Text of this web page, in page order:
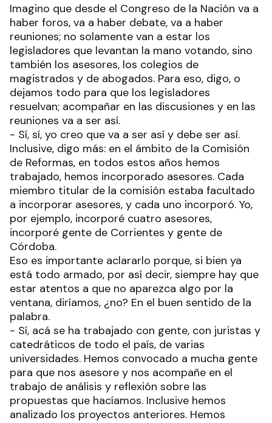
Imagino que desde el Congreso de la Nación va a
haber foros, va a haber debate, va a haber
reuniones; no solamente van a estar los
legisladores que levantan la mano votando, sino
también los asesores, los colegios de
magistrados y de abogados. Para eso, digo, o
dejamos todo para que los legisladores
resuelvan; acompañar en las discusiones y en las
reuniones va a ser así.
- Sí, sí, yo creo que va a ser así y debe ser así.
Inclusive, digo más: en el ámbito de la Comisión
de Reformas, en todos estos años hemos
trabajado, hemos incorporado asesores. Cada
miembro titular de la comisión estaba facultado
a incorporar asesores, y cada uno incorporó. Yo,
por ejemplo, incorporé cuatro asesores,
incorporé gente de Corrientes y gente de
Córdoba.
Eso es importante aclararlo porque, si bien ya
está todo armado, por así decir, siempre hay que
estar atentos a que no aparezca algo por la
ventana, diríamos, ¿no? En el buen sentido de la
palabra.
- Sí, acá se ha trabajado con gente, con juristas y
catedráticos de todo el país, de varias
universidades. Hemos convocado a mucha gente
para que nos asesore y nos acompañe en el
trabajo de análisis y reflexión sobre las
propuestas que hacíamos. Inclusive hemos
analizado los proyectos anteriores. Hemos